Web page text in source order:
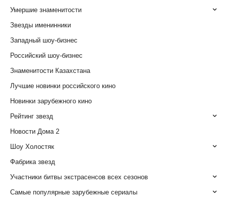
Умершие знаменитости
Звезды именинники
Западный шоу-бизнес
Российский шоу-бизнес
Знаменитости Казахстана
Лучшие новинки российского кино
Новинки зарубежного кино
Рейтинг звезд
Новости Дома 2
Шоу Холостяк
Фабрика звезд
Участники битвы экстрасенсов всех сезонов
Самые популярные зарубежные сериалы